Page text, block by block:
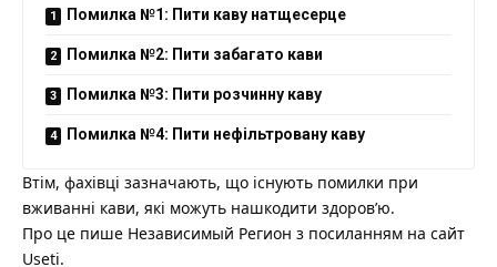
Помилка №1: Пити каву натщесерце
Помилка №2: Пити забагато кави
Помилка №3: Пити розчинну каву
Помилка №4: Пити нефільтровану каву
Втім, фахівці зазначають, що існують помилки при
вживанні кави, які можуть нашкодити здоров’ю.
Про це пише Независимый Регион з посиланням на сайт
Useti.